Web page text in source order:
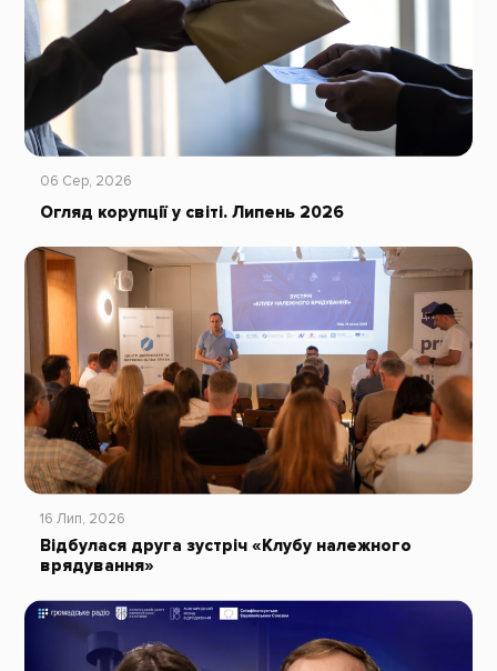
06 Сер, 2026
Огляд корупції у світі. Липень 2026
16 Лип, 2026
Відбулася друга зустріч «Клубу належного
врядування»